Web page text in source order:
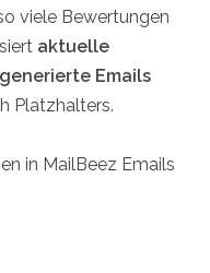
viele Bewertungen
aktuelle
Emails
Platzhalters.
in MailBeez Emails